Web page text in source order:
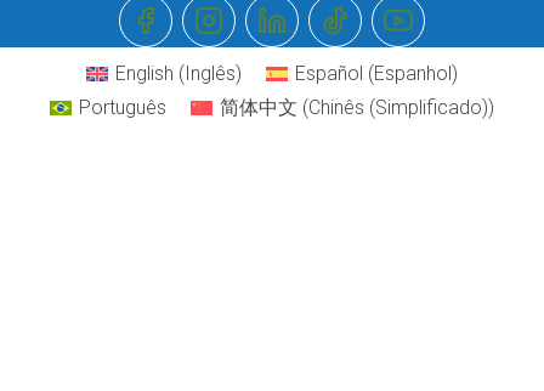
English (Inglês) Español (Espanhol)
Português
简体中文 (Chinês (Simplificado))